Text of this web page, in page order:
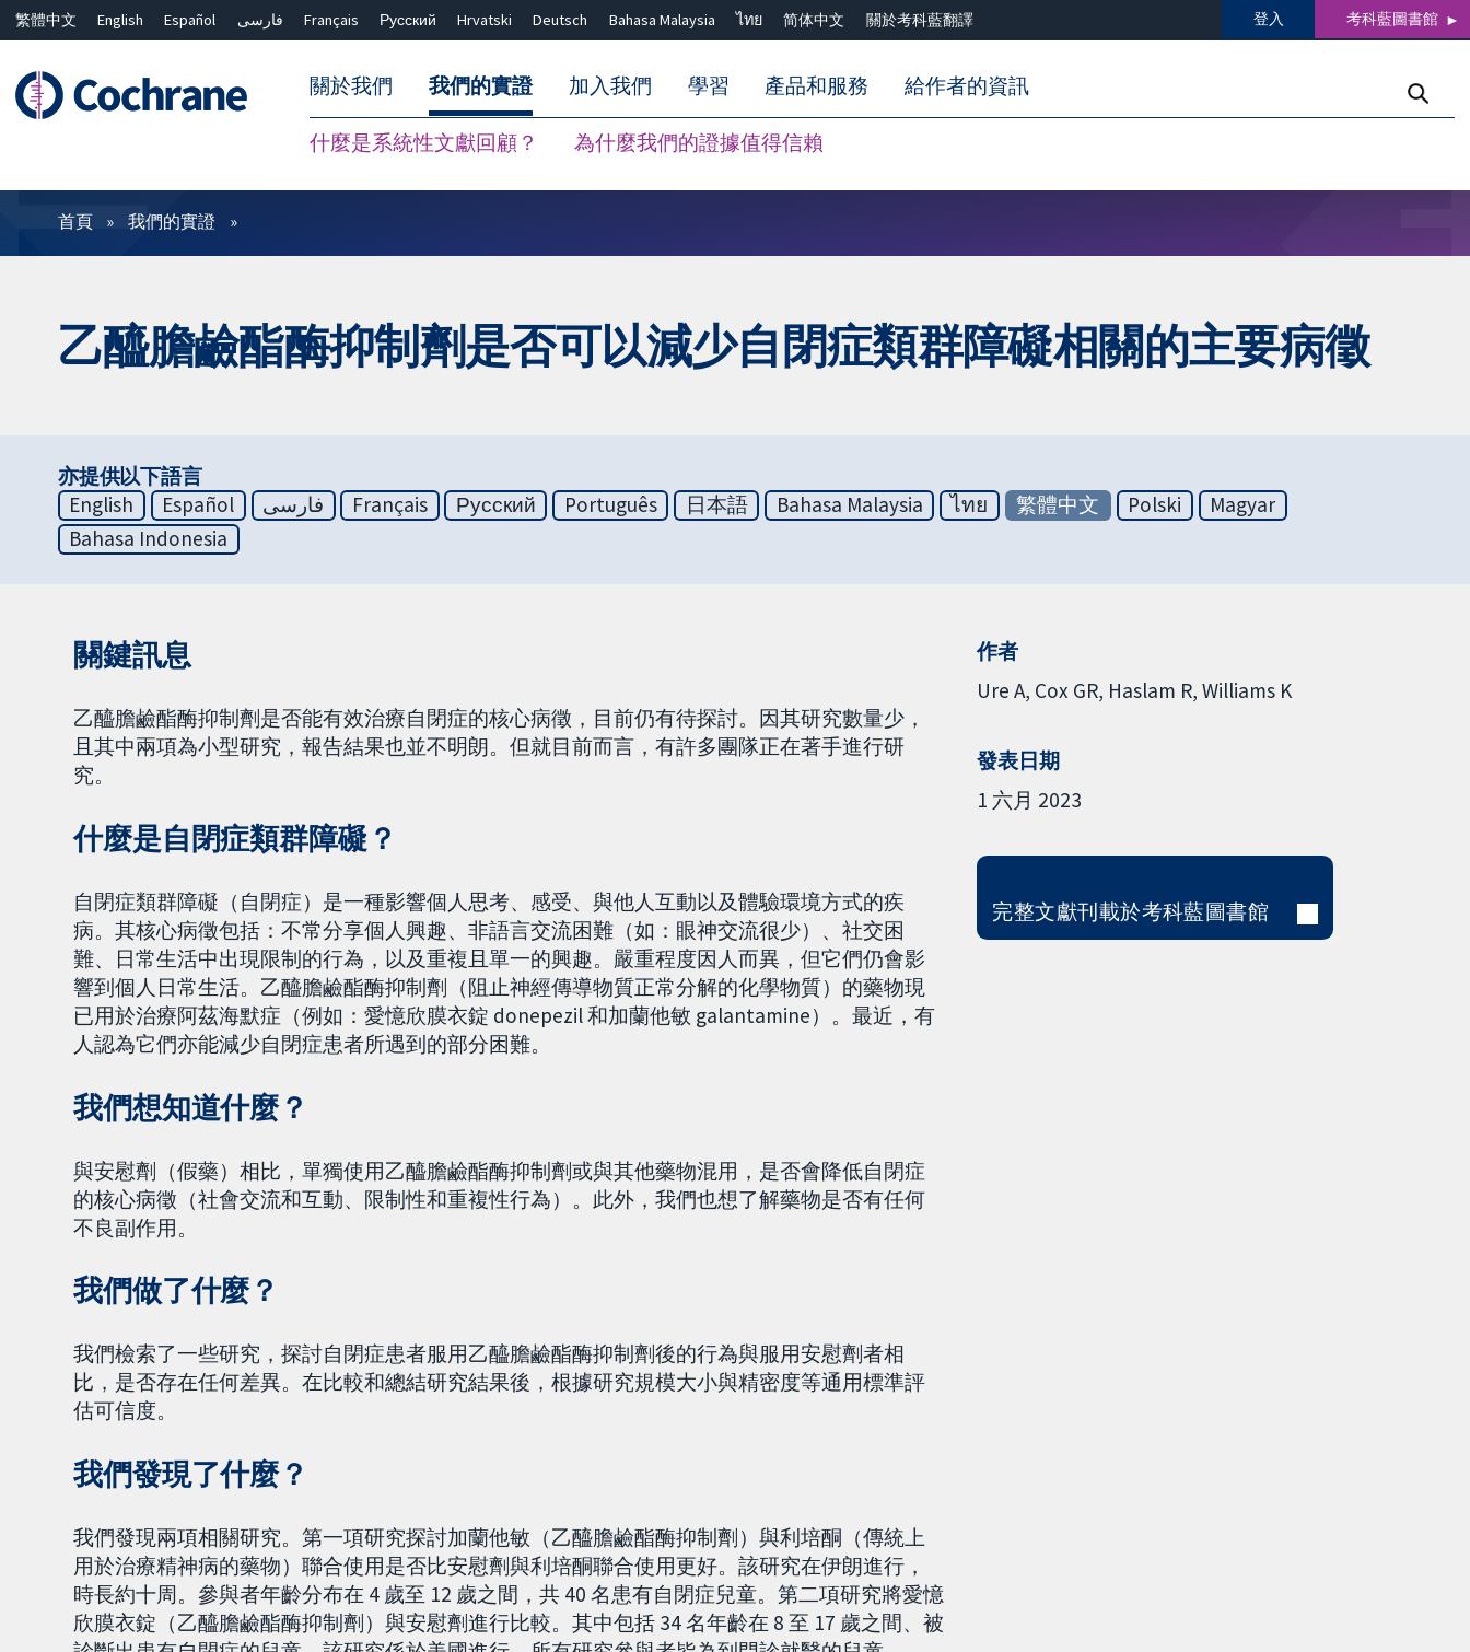
繁體中文 English Español فارسی Français Русский Hrvatski Deutsch Bahasa Malaysia ไทย 简体中文 關於考科藍翻譯 登入 考科藍圖書館
關於我們 我們的實證
什麼是系統性文獻回顧？ 為什麼我們的證據值得信賴
加入我們 學習 產品和服務 給作者的資訊
篩選條件
首頁 我們的實證
乙醯膽鹼酯酶抑制劑是否可以減少自閉症類群障礙相關的主要病徵
亦提供以下語言
English
Español فارسی Français Русский Português 日本語 Bahasa Malaysia ไทย 繁體中文 Polski
Magyar
Bahasa Indonesia
關鍵訊息
乙醯膽鹼酯酶抑制劑是否能有效治療自閉症的核心病徵，目前仍有待探討。因其研究數量少，
且其中兩項為小型研究，報告結果也並不明朗。但就目前而言，有許多團隊正在著手進行研
究。
什麼是自閉症類群障礙？
自閉症類群障礙（自閉症）是一種影響個人思考、感受、與他人互動以及體驗環境方式的疾
病。其核心病徵包括：不常分享個人興趣、非語言交流困難（如：眼神交流很少）、社交困
難、日常生活中出現限制的行為，以及重複且單一的興趣。嚴重程度因人而異，但它們仍會影
響到個人日常生活。乙醯膽鹼酯酶抑制劑（阻止神經傳導物質正常分解的化學物質）的藥物現
已用於治療阿茲海默症（例如：愛憶欣膜衣錠 donepezil 和加蘭他敏 galantamine）。最近，有
人認為它們亦能減少自閉症患者所遇到的部分困難。
我們想知道什麼？
與安慰劑（假藥）相比，單獨使用乙醯膽鹼酯酶抑制劑或與其他藥物混用，是否會降低自閉症
的核心病徵（社會交流和互動、限制性和重複性行為）。此外，我們也想了解藥物是否有任何
不良副作用。
我們做了什麼？
我們檢索了一些研究，探討自閉症患者服用乙醯膽鹼酯酶抑制劑後的行為與服用安慰劑者相
比，是否存在任何差異。在比較和總結研究結果後，根據研究規模大小與精密度等通用標準評
估可信度。
我們發現了什麼？
我們發現兩項相關研究。第一項研究探討加蘭他敏（乙醯膽鹼酯酶抑制劑）與利培酮（傳統上
用於治療精神病的藥物）聯合使用是否比安慰劑與利培酮聯合使用更好。該研究在伊朗進行，
時長約十周。參與者年齡分布在 4 歲至 12 歲之間，共 40 名患有自閉症兒童。第二項研究將愛憶
欣膜衣錠（乙醯膽鹼酯酶抑制劑）與安慰劑進行比較。其中包括 34 名年齡在 8 至 17 歲之間、被
作者
Ure A Cox GR Haslam R Williams K
發表日期
1 六月 2023
完整文獻刊載於考科藍圖書館